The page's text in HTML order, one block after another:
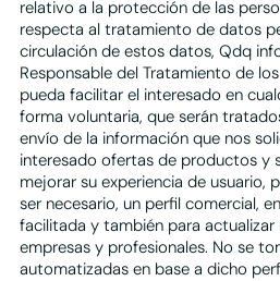
relativo a la protección de las
respecta al tratamiento de datos
circulación de estos datos, Qdq
Responsable del Tratamiento de
pueda facilitar el interesado en
forma voluntaria, que serán
envío de la información que nos
interesado ofertas de productos y
mejorar su experiencia de usuario,
ser necesario, un perfil comercial,
facilitada y también para
empresas y profesionales. No se
automatizadas en base a dicho